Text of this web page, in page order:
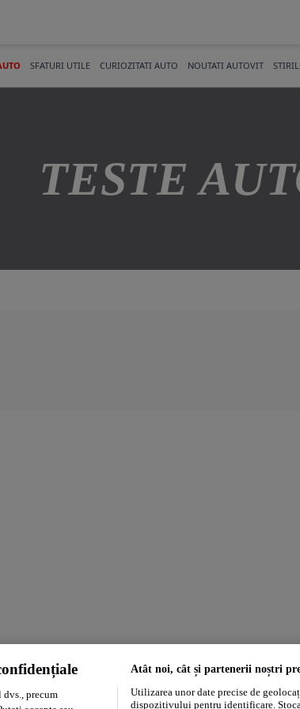
SFATURI UTILE CURIOZITATI AUTO NOUTATI AUTOVIT
TESTE
precum
Atât noi, cât și partenerii noștri
Utilizarea unor date precise de
dispozitivului pentru identificare.